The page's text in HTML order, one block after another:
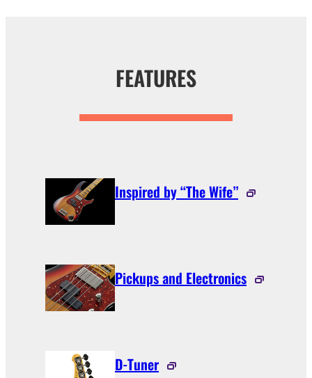
FEATURES
Inspired by “The Wife”
Pickups and Electronics
D-Tuner